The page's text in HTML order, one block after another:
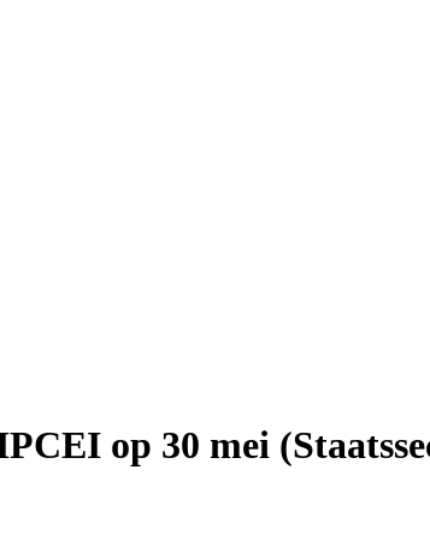
op 30 mei